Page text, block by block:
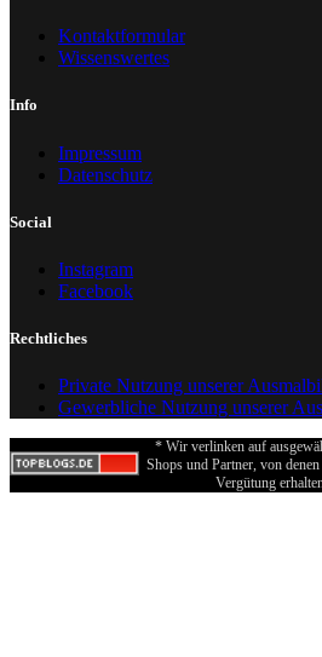
Kontaktformular
Wissenswertes
Info
Impressum
Datenschutz
Social
Instagram
Facebook
Rechtliches
Private Nutzung unserer
Gewerbliche Nutzung unserer
* Wir verlinken auf
Shops und Partner, von
Vergütung